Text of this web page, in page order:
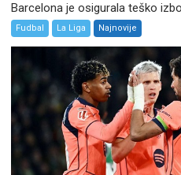
Barcelona je osigurala teško
Fudbal La Liga Najnovije